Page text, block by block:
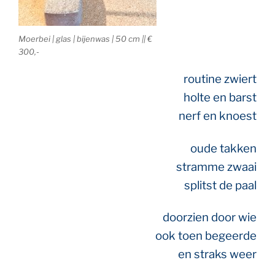
Moerbei | glas | bijenwas | 50 cm || €
300,-
routine zwiert
holte en barst
nerf en knoest
oude takken
stramme zwaai
splitst de paal
doorzien door wie
ook toen begeerde
en straks weer